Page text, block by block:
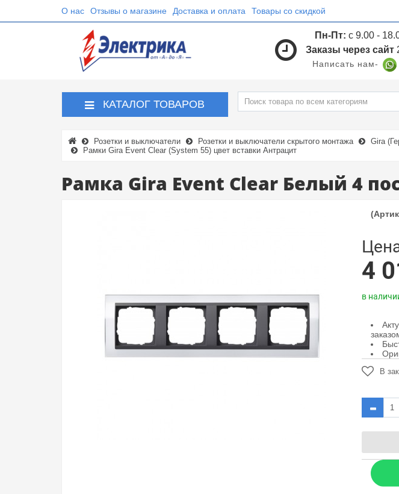
О нас Отзывы о магазине Доставка и оплата Товары со скидкой
Пн-Пт: с 9.00 -
Заказы через сайт
Написать нам-
КАТАЛОГ ТОВАРОВ
Розетки и выключатели Розетки и выключатели скрытого монтажа Gira
Рамки Gira Event Clear (System 55) цвет вставки Антрацит
Рамка Gira Event Clear Белый 4
4
в
В